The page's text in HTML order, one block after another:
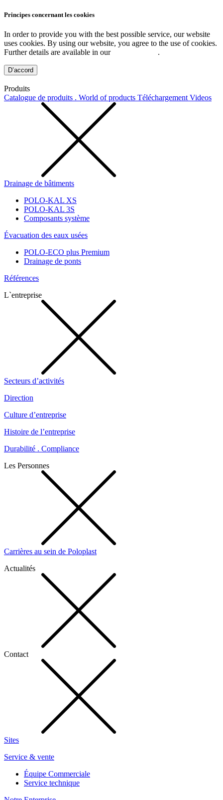
Principes concernant les cookies
In order to provide you with the best possible service, our website
uses cookies. By using our website, you agree to the use of cookies.
Further details are available in our
.
D’accord
Produits
Catalogue de produits . World of products Téléchargement Videos
Drainage de bâtiments
POLO-KAL XS
POLO-KAL 3S
Composants système
Évacuation des eaux usées
POLO-ECO plus Premium
Drainage de ponts
Références
L`entreprise
Secteurs d’activités
Direction
Culture d’entreprise
Histoire de l’entreprise
Durabilité . Compliance
Les Personnes
Carrières au sein de Poloplast
Actualités
Contact
Sites
Service & vente
Équipe Commerciale
Service technique